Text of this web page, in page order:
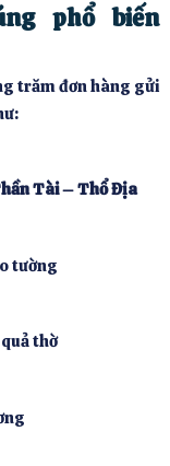
phổ biến
trăm đơn hàng gửi
Tài – Thổ Địa
tường
thờ